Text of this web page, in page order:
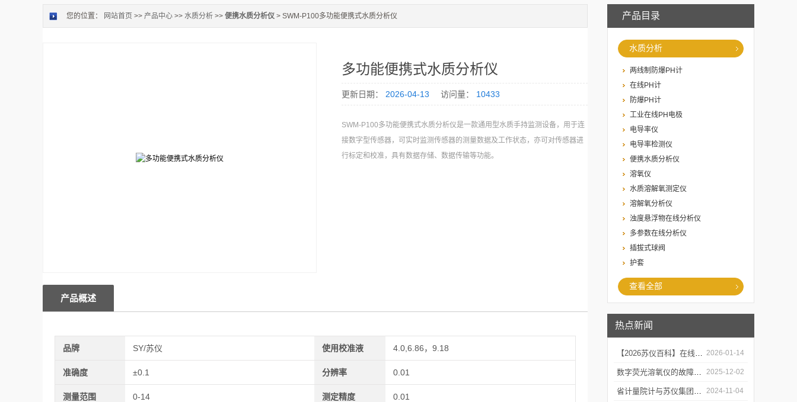
产品目录
水质分析
两线制防爆PH计
在线PH计
防爆PH计
工业在线PH电极
电导率仪
电导率检测仪
便携水质分析仪
溶氧仪
水质溶解氧测定仪
溶解氧分析仪
浊度悬浮物在线分析仪
多参数在线分析仪
插拔式球阀
护套
查看全部
热点新闻
【2026苏仪百科】在线溶解氧分析仪的工作原及应用领域 2026-01-14
数字荧光溶氧仪的故障诊断与可靠性分析 2025-12-02
省计量院计与苏仪集团开展党建共建活动 2024-11-04
您的位置： 网站首页 >> 产品中心 >> 水质分析 >> 便携水质分析仪 > SWM-P100多功能便携式水质分析仪
多功能便携式水质分析仪
更新日期： 2026-04-13 访问量： 10433
SWM-P100多功能便携式水质分析仪是一款通用型水质手持监测设备，用于连
接数字型传感器，可实时监测传感器的测量数据及工作状态，亦可对传感器进
行标定和校准，具有数据存储、数据传输等功能。
产品概述
品牌 SY/苏仪 使用校准液 4.0,6.86，9.18
准确度 ±0.1 分辨率 0.01
测量范围 0-14 测定精度 0.01